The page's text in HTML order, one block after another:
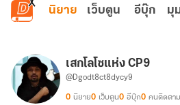
ข้ามไปยังเนื้อหาหลัก
นิยาย เว็บตูน อีบุ๊ก มุ
เสกโลโซแห่ง CP9
@Dgodt8ct8dycy9
0 นิยาย0 เว็บตูน0 อีบุ๊ก0 คนติดตาม